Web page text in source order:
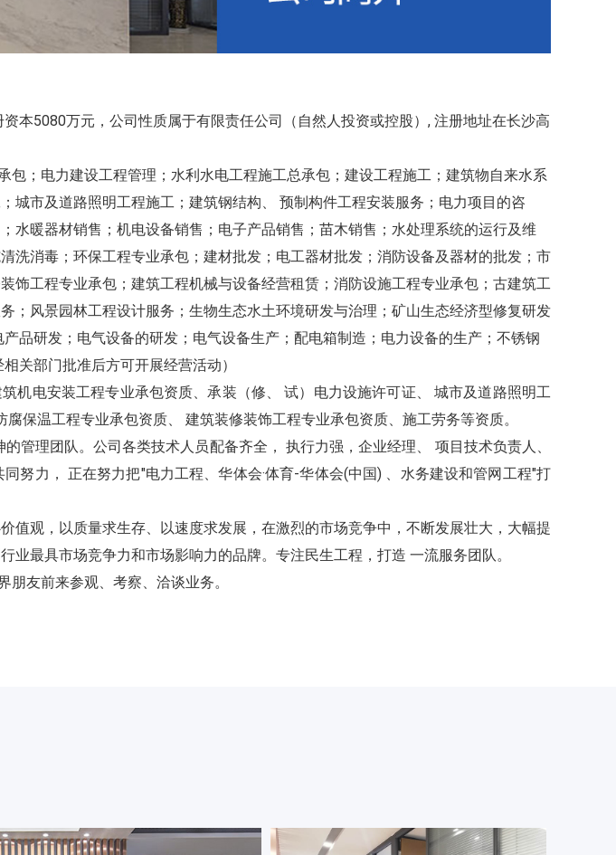
资本5080万元 ， 公司性质属于有限责任公司（自然人投资或控股）, 注册地址在长沙高
；电力建设工程管理；水利水电工程施工总承包；建设工程施工；建筑物自来水系
市及道路照明工程施工；建筑钢结构、 预制构件工程安装服务；电力项目的咨
暖器材销售；机电设备销售；电子产品销售；苗木销售；水处理系统的运行及维
消毒；环保工程专业承包；建材批发；电工器材批发；消防设备及器材的批发；市
工程专业承包；建筑工程机械与设备经营租赁；消防设施工程专业承包；古建筑工
风景园林工程设计服务；生物生态水土环境研发与治理；矿山生态经济型修复研发
品研发；电气设备的研发；电气设备生产；配电箱制造；电力设备的生产；不锈钢
关部门批准后方可开展经营活动）
电安装工程专业承包资质、承装（修、 试）电力设施许可证、 城市及道路照明工
保温工程专业承包资质、 建筑装修装饰工程专业承包资质、施工劳务等资质。
管理团队。公司各类技术人员配备齐全， 执行力强 ，企业经理、 项目技术负责人、
努力， 正在努力把"电力工程、华体会·体育-华体会(中国) 、水务建设和管网工程"打
观，以质量求生存、以速度求发展，在激烈的市场竞争中，不断发展壮大，大幅提
最具市场竞争力和市场影响力的品牌。专注民生工程，打造 一流服务团队。
友前来参观、考察、洽谈业务。